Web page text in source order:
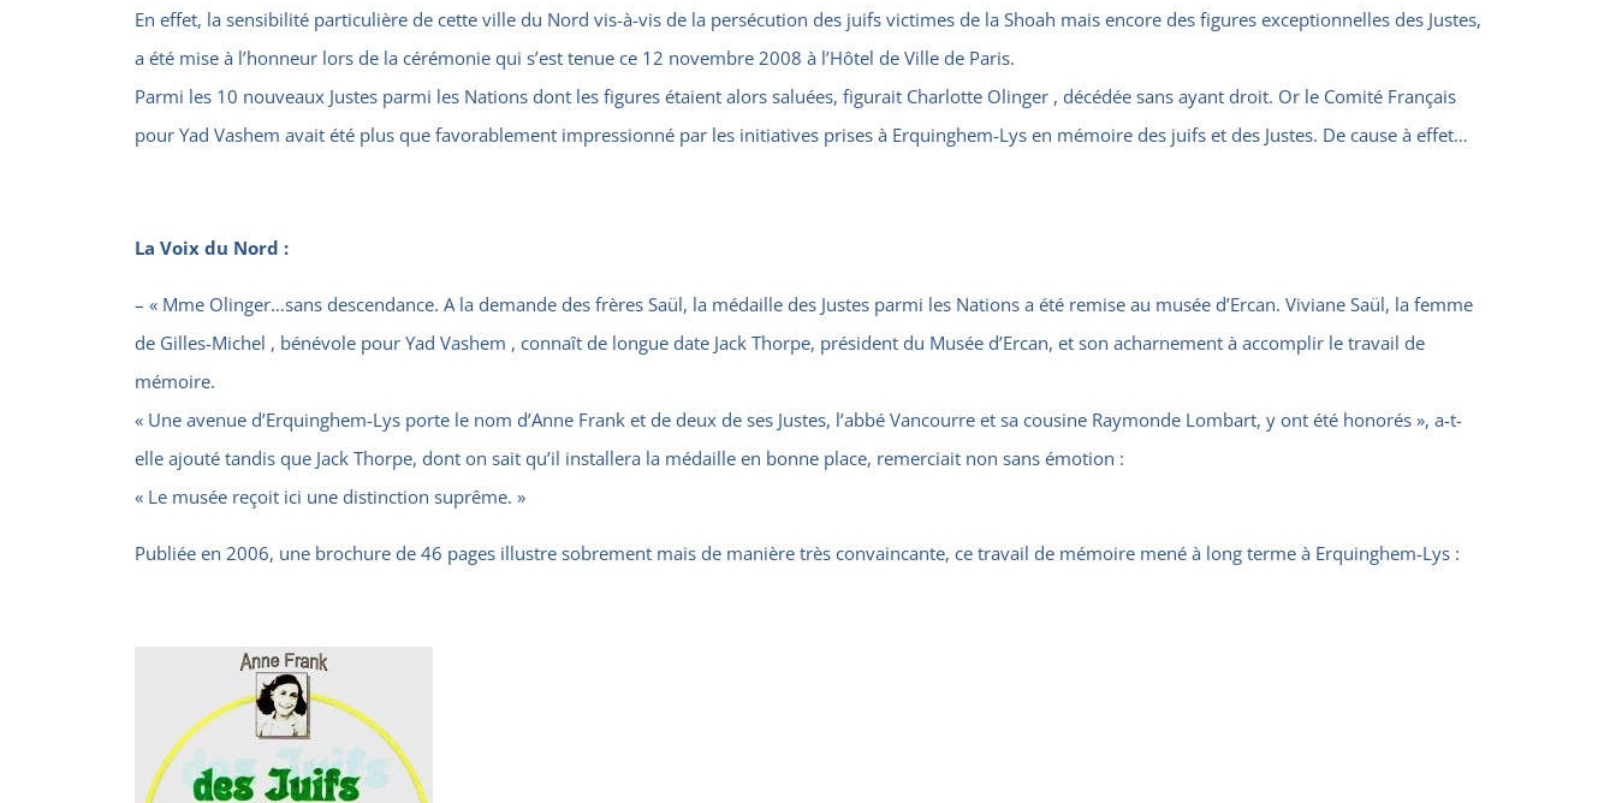
En effet, la sensibilité particulière de cette ville du Nord vis-à-vis de la persécution des juifs victimes de la Shoah mais encore des figures exceptionnelles des Justes,
a été mise à l’honneur lors de la cérémonie qui s’est tenue ce 12 novembre 2008 à l’Hôtel de Ville de Paris.
Parmi les 10 nouveaux Justes parmi les Nations dont les figures étaient alors saluées, figurait Charlotte Olinger , décédée sans ayant droit. Or le Comité Français
pour Yad Vashem avait été plus que favorablement impressionné par les initiatives prises à Erquinghem-Lys en mémoire des juifs et des Justes. De cause à effet…
La Voix du Nord :
– « Mme Olinger…sans descendance. A la demande des frères Saül, la médaille des Justes parmi les Nations a été remise au musée d’Ercan. Viviane Saül, la femme
de Gilles-Michel , bénévole pour Yad Vashem , connaît de longue date Jack Thorpe, président du Musée d’Ercan, et son acharnement à accomplir le travail de
mémoire.
« Une avenue d’Erquinghem-Lys porte le nom d’Anne Frank et de deux de ses Justes, l’abbé Vancourre et sa cousine Raymonde Lombart, y ont été honorés », a-t-
elle ajouté tandis que Jack Thorpe, dont on sait qu’il installera la médaille en bonne place, remerciait non sans émotion :
« Le musée reçoit ici une distinction suprême. »
Publiée en 2006, une brochure de 46 pages illustre sobrement mais de manière très convaincante, ce travail de mémoire mené à long terme à Erquinghem-Lys :